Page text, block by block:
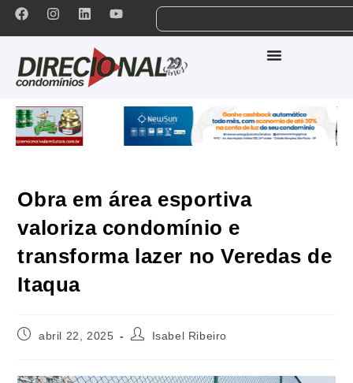
Obra em área esportiva
valoriza condomínio e
transforma lazer no Veredas de
Itaqua
abril 22, 2025 Isabel Ribeiro